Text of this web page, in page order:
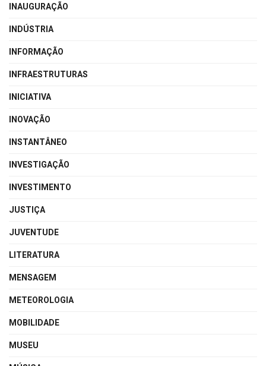
INAUGURAÇÃO
INDÚSTRIA
INFORMAÇÃO
INFRAESTRUTURAS
INICIATIVA
INOVAÇÃO
INSTANTÂNEO
INVESTIGAÇÃO
INVESTIMENTO
JUSTIÇA
JUVENTUDE
LITERATURA
MENSAGEM
METEOROLOGIA
MOBILIDADE
MUSEU